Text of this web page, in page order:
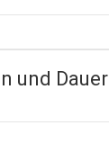
und Dauer